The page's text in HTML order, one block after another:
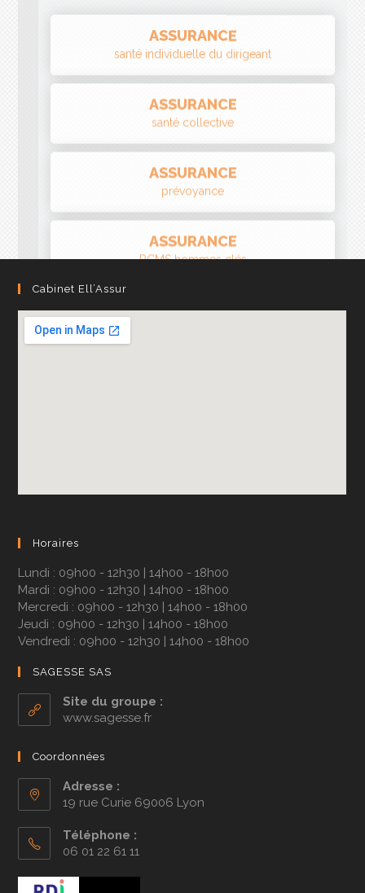
ASSURANCE
santé collective
ASSURANCE
prévoyance
ASSURANCE
RCMS hommes clés
Cabinet Ell’Assur
Horaires
Lundi : 09h00 - 12h30 | 14h00 - 18h00
Mardi : 09h00 - 12h30 | 14h00 - 18h00
Mercredi : 09h00 - 12h30 | 14h00 - 18h00
Jeudi : 09h00 - 12h30 | 14h00 - 18h00
Vendredi : 09h00 - 12h30 | 14h00 - 18h00
SAGESSE SAS
Site du groupe :
www.sagesse.fr
Coordonnées
Adresse :
19 rue Curie 69006 Lyon
Téléphone :
06 01 22 61 11